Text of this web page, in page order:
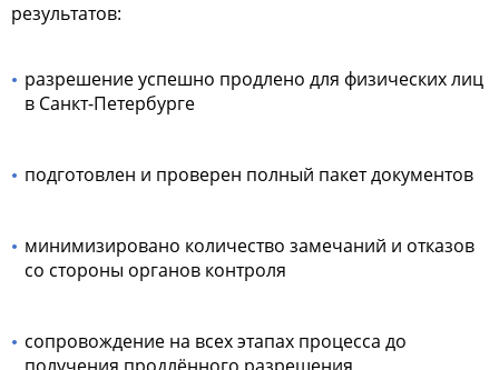
результатов:
разрешение успешно продлено для физических лиц
в Санкт-Петербурге
подготовлен и проверен полный пакет документов
минимизировано количество замечаний и отказов
со стороны органов контроля
сопровождение на всех этапах процесса до